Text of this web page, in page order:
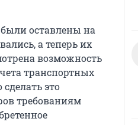
оставлены на
а теперь их
возможность
транспортных
это
требованиям